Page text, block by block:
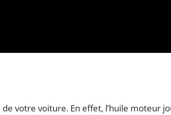
votre voiture. En effet, l’huile